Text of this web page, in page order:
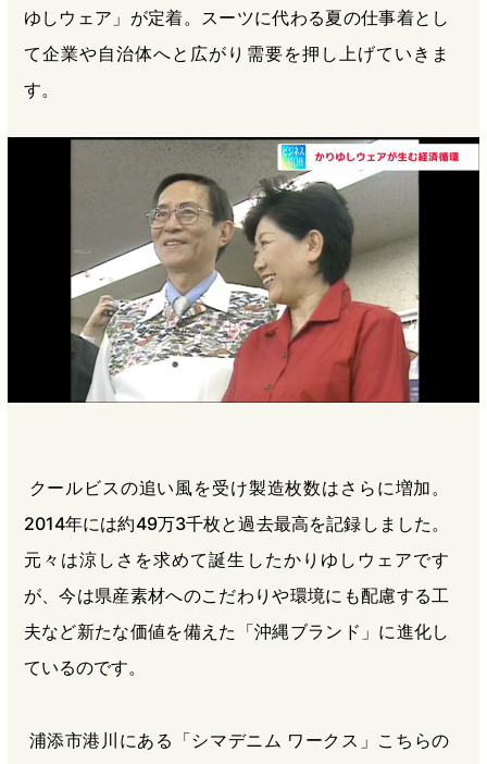
ゆしウェア」が定着。スーツに代わる夏の仕事着とし
て企業や自治体へと広がり需要を押し上げていきま
す。
クールビスの追い風を受け製造枚数はさらに増加。
2014年には約49万3千枚と過去最高を記録しました。
元々は涼しさを求めて誕生したかりゆしウェアです
が、今は県産素材へのこだわりや環境にも配慮する工
夫など新たな価値を備えた「沖縄ブランド」に進化し
ているのです。
浦添市港川にある「シマデニム ワークス」こちらの